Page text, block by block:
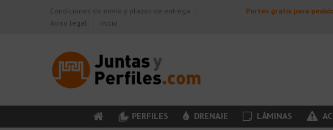
Condiciones de envío y plazos de entrega
Aviso legal
Inicio
Portes gratis para
PERFILES DRENAJE LÁMINAS